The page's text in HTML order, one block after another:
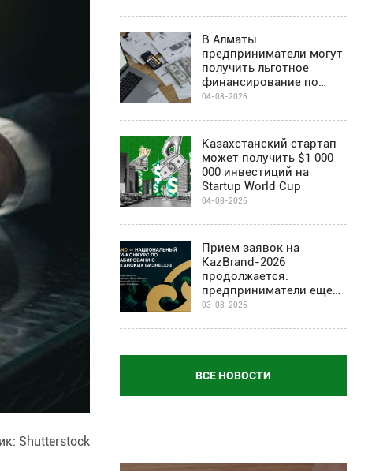
Shutterstock
В Алматы
предприниматели могут
получить льготное
финансирование по
программе Almaty
04-08-2026
Казахстанский стартап
может получить $1 000
000 инвестиций на
Startup World Cup
04-08-2026
Прием заявок на
KazBrand-2026
продолжается:
предприниматели еще
могут присоединиться к
03-08-2026
ВСЕ НОВОСТИ